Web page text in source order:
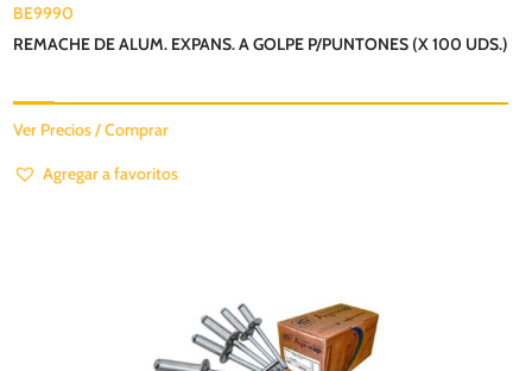
BE9990
REMACHE DE ALUM. EXPANS. A GOLPE P/PUNTONES (X 100 UDS.)
Ver Precios / Comprar
Agregar a favoritos